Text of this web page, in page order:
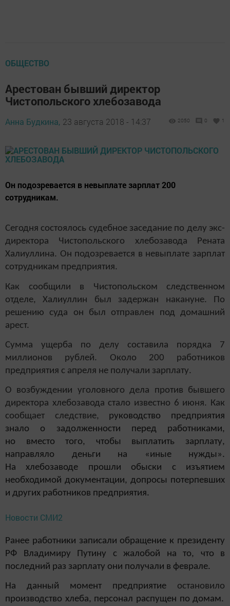
ОБЩЕСТВО
Арестован бывший директор
Чистопольского хлебозавода
Анна Будкина, 23 августа 2018 - 14:37 2050 0 1
Он подозревается в невыплате зарплат 200
сотрудникам.
Сегодня состоялось судебное заседание по делу экс-
директора Чистопольского хлебозавода Рената
Халиуллина. Он подозревается в невыплате зарплат
сотрудникам предприятия.
Как сообщили в Чистопольском следственном
отделе, Халиуллин был задержан накануне. По
решению суда он был отправлен под домашний
арест.
Сумма ущерба по делу составила порядка 7
миллионов рублей. Около 200 работников
предприятия с апреля не получали зарплату.
О возбуждении уголовного дела против бывшего
директора хлебозавода стало известно 6 июня. Как
сообщает следствие, руководство предприятия
знало о задолженности перед работниками,
но вместо того, чтобы выплатить зарплату,
направляло деньги на «иные нужды».
На хлебозаводе прошли обыски с изъятием
необходимой документации, допросы потерпевших
и других работников предприятия.
Новости СМИ2
Ранее работники записали обращение к президенту
РФ Владимиру Путину с жалобой на то, что в
последний раз зарплату они получали в феврале.
На данный момент предприятие остановило
производство хлеба, персонал распущен по домам.